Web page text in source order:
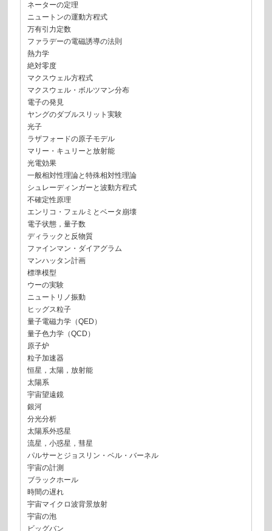
ネーターの定理
ニュートンの運動方程式
万有引力定数
ファラデーの電磁誘導の法則
熱力学
絶対零度
マクスウェル方程式
マクスウェル・ボルツマン分布
電子の発見
ヤングのダブルスリット実験
光子
ラザフォードの原子モデル
マリー・キュリーと放射能
光電効果
一般相対性理論と特殊相対性理論
シュレーディンガーと波動方程式
不確定性原理
エンリコ・フェルミとベータ崩壊
電子状態，量子数
ディラックと反物質
ファインマン・ダイアグラム
マンハッタン計画
標準模型
ウーの実験
ニュートリノ振動
ヒッグス粒子
量子電磁力学（QED）
量子色力学（QCD）
原子炉
粒子加速器
恒星，太陽，放射能
太陽系
宇宙望遠鏡
銀河
分光分析
太陽系外惑星
流星，小惑星，彗星
パルサーとジョスリン・ベル・バーネル
宇宙の計測
ブラックホール
時間の遅れ
宇宙マイクロ波背景放射
宇宙の泡
ビッグバン